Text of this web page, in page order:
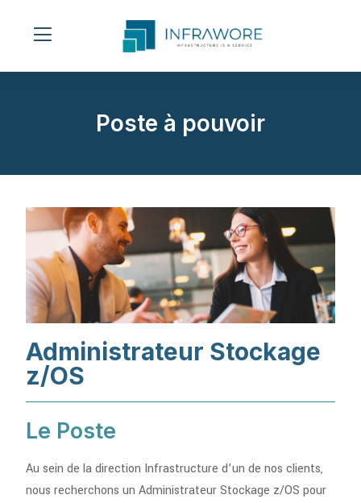
Poste à pouvoir
Administrateur Stockage
z/OS
Le Poste
Au sein de la direction Infrastructure d’un de nos clients,
nous recherchons un Administrateur Stockage z/OS pour